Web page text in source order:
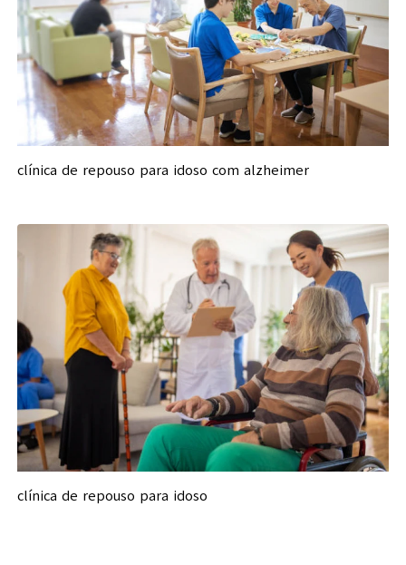
clínica de repouso para idoso com alzheimer
clínica de repouso para idoso